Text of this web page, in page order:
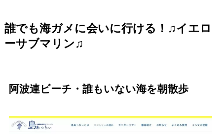
誰でも海ガメに会いに行ける！♫イエロ
ーサブマリン♫
阿波連ビーチ・誰もいない海を朝散歩